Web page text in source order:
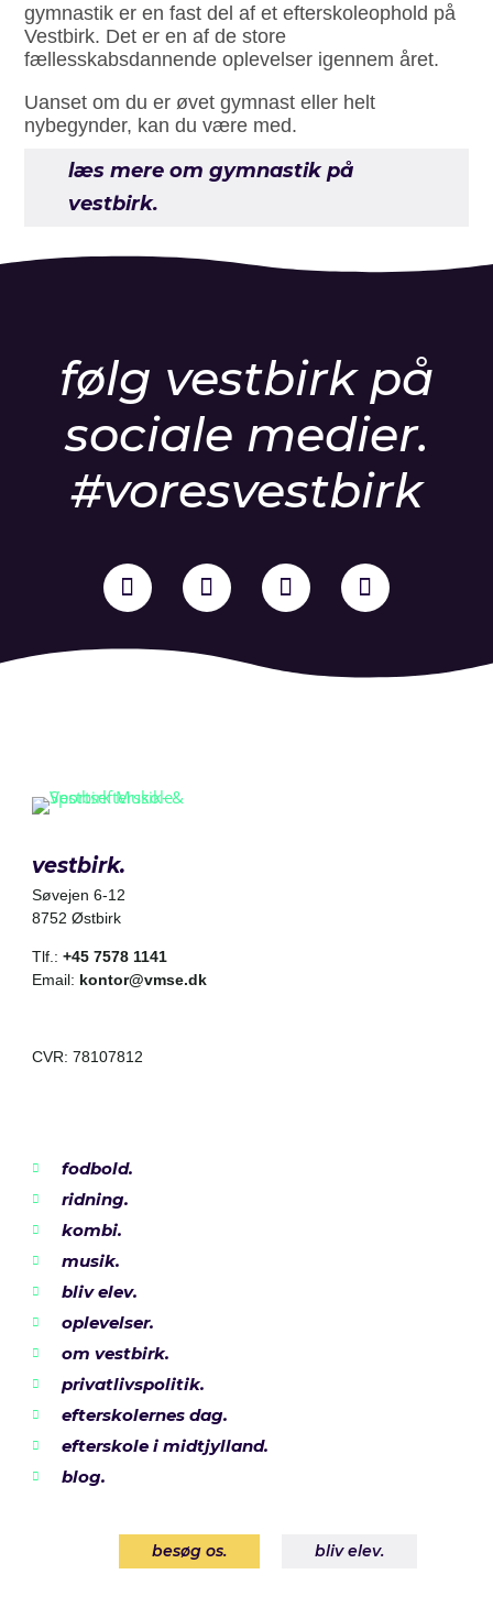
gymnastik er en fast del af et efterskoleophold på
Vestbirk. Det er en af de store
fællesskabsdannende oplevelser igennem året.
Uanset om du er øvet gymnast eller helt
nybegynder, kan du være med.
læs mere om gymnastik på
vestbirk.
følg vestbirk på
sociale medier.
#voresvestbirk
vestbirk.
Søvejen 6-12
8752 Østbirk
Tlf.: +45 7578 1141
Email: kontor@vmse.dk
CVR: 78107812
 fodbold.
 ridning.
 kombi.
 musik.
 bliv elev.
 oplevelser.
 om vestbirk.
 privatlivspolitik.
 efterskolernes dag.
 efterskole i midtjylland.
 blog.
besøg os. bliv elev.